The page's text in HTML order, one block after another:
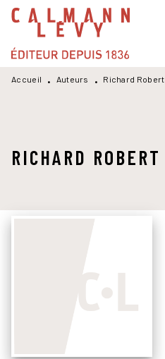
MENU RECHERCHE
PIED DE PAGE
Accueil • Auteurs • Richard Robert
RICHARD ROBERT